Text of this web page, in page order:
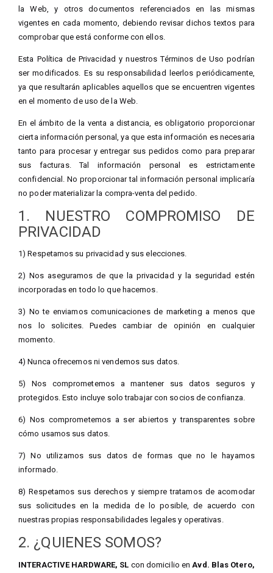
la Web, y otros documentos referenciados en las mismas
vigentes en cada momento, debiendo revisar dichos textos para
comprobar que está conforme con ellos.
Esta Política de Privacidad y nuestros Términos de Uso podrían
ser modificados. Es su responsabilidad leerlos periódicamente,
ya que resultarán aplicables aquellos que se encuentren vigentes
en el momento de uso de la Web.
En el ámbito de la venta a distancia, es obligatorio proporcionar
cierta información personal, ya que esta información es necesaria
tanto para procesar y entregar sus pedidos como para preparar
sus facturas. Tal información personal es estrictamente
confidencial. No proporcionar tal información personal implicaría
no poder materializar la compra-venta del pedido.
1. NUESTRO COMPROMISO DE
PRIVACIDAD
1) Respetamos su privacidad y sus elecciones.
2) Nos aseguramos de que la privacidad y la seguridad estén
incorporadas en todo lo que hacemos.
3) No te enviamos comunicaciones de marketing a menos que
nos lo solicites. Puedes cambiar de opinión en cualquier
momento.
4) Nunca ofrecemos ni vendemos sus datos.
5) Nos comprometemos a mantener sus datos seguros y
protegidos. Esto incluye solo trabajar con socios de confianza.
6) Nos comprometemos a ser abiertos y transparentes sobre
cómo usamos sus datos.
7) No utilizamos sus datos de formas que no le hayamos
informado.
8) Respetamos sus derechos y siempre tratamos de acomodar
sus solicitudes en la medida de lo posible, de acuerdo con
nuestras propias responsabilidades legales y operativas.
2. ¿QUIENES SOMOS?
INTERACTIVE HARDWARE, SL con domicilio en Avd. Blas Otero,